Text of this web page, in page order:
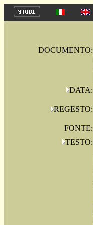
DOCUMENTO:
DATA:
REGESTO:
FONTE:
TESTO: